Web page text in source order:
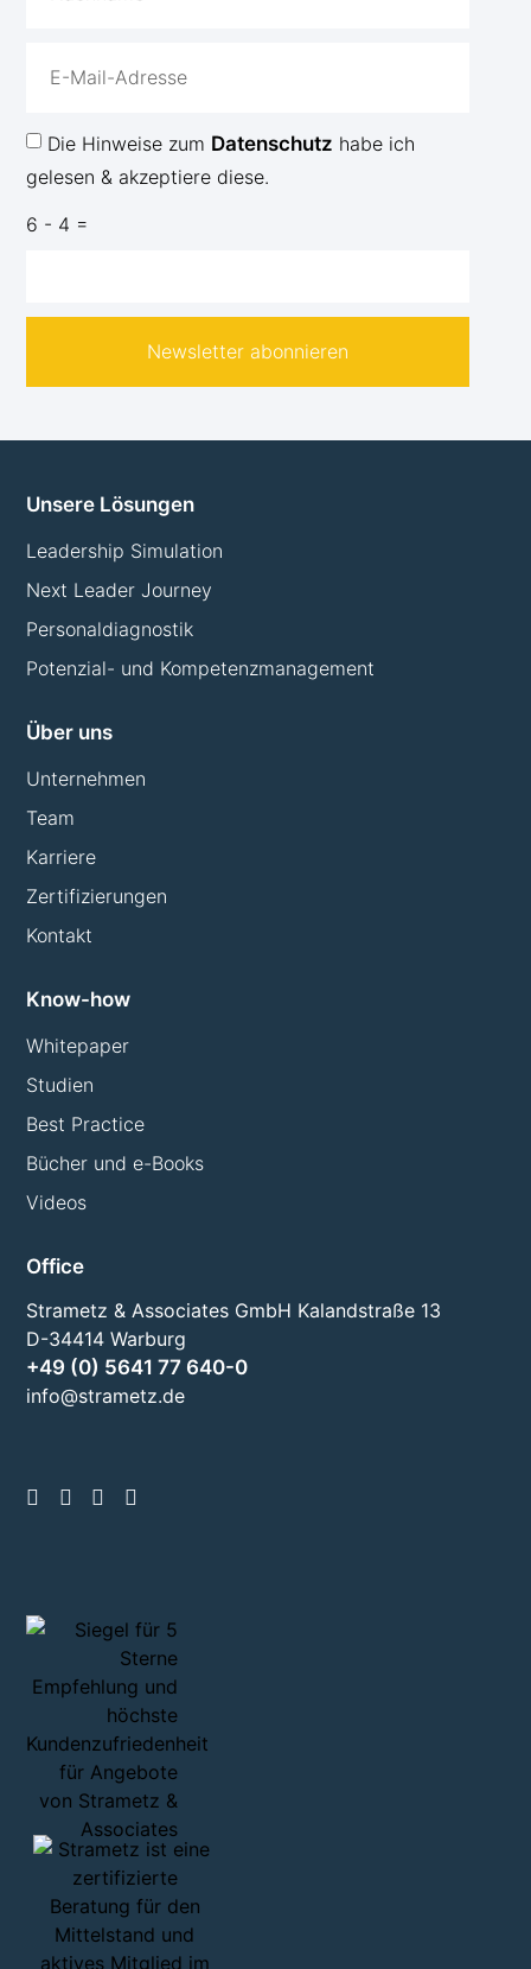
Die Hinweise zum Datenschutz habe ich
gelesen & akzeptiere diese.
6 - 4 =
Newsletter abonnieren
Unsere Lösungen
Leadership Simulation
Next Leader Journey
Personaldiagnostik
Potenzial- und Kompetenzmanagement
Über uns
Unternehmen
Team
Karriere
Zertifizierungen
Kontakt
Know-how
Whitepaper
Studien
Best Practice
Bücher und e-Books
Videos
Office
Strametz & Associates GmbH Kalandstraße 13
D-34414 Warburg
+49 (0) 5641 77 640-0
info@strametz.de